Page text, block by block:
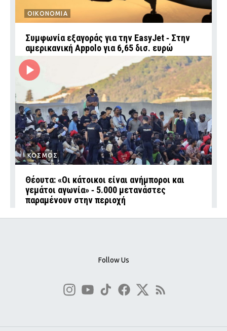
ΟΙΚΟΝΟΜΙΑ
Συμφωνία εξαγοράς για την EasyJet ‑ Στην
αμερικανική Appolo για 6,65 δισ. ευρώ
ΚΟΣΜΟΣ
Θέουτα: «Οι κάτοικοι είναι ανήμποροι και
γεμάτοι αγωνία» ‑ 5.000 μετανάστες
παραμένουν στην περιοχή
Follow Us